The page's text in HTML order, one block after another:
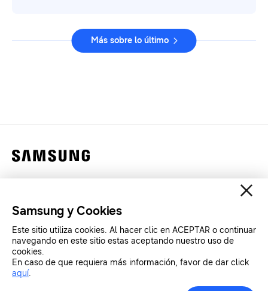
Más sobre lo último
Legales
SAMSUNG.COM
Copyright© SAMSUNG All Rights Reserved.
Samsung y Cookies
Este sitio utiliza cookies. Al hacer clic en ACEPTAR o continuar
navegando en este sitio estas aceptando nuestro uso de
cookies.
En caso de que requiera más información, favor de dar click
aquí.